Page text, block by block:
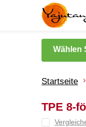
Wählen
Startseite
TPE 8-